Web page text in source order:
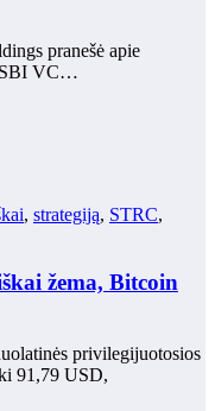
pranešė apie
SBI VC…
, strategiją, STRC,
žema, Bitcoin
privilegijuotosios
91,79 USD,